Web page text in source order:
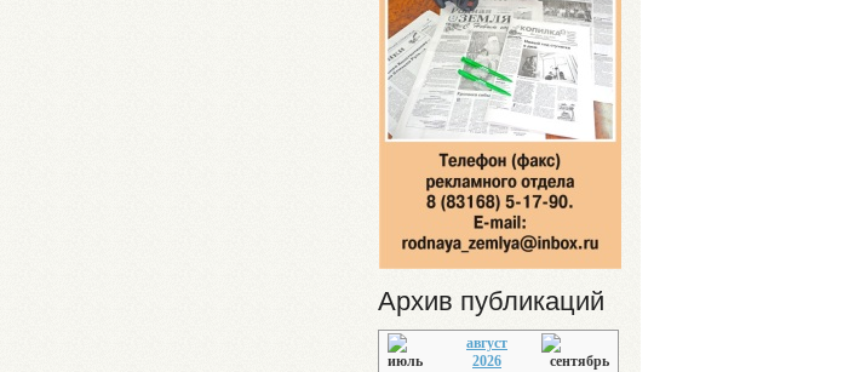
Архив публикаций
август
2026